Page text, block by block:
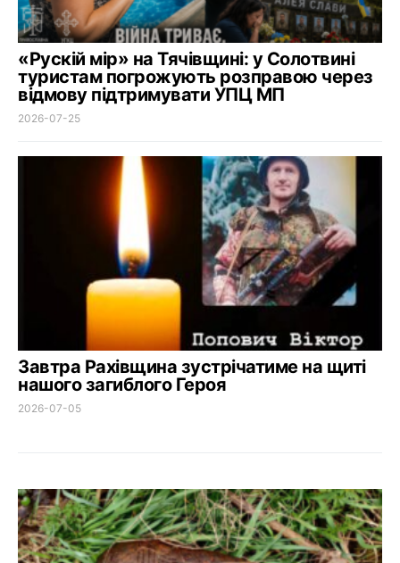
«Рускій мір» на Тячівщині: у Солотвині
туристам погрожують розправою через
відмову підтримувати УПЦ МП
2026-07-25
Завтра Рахівщина зустрічатиме на щиті
нашого загиблого Героя
2026-07-05